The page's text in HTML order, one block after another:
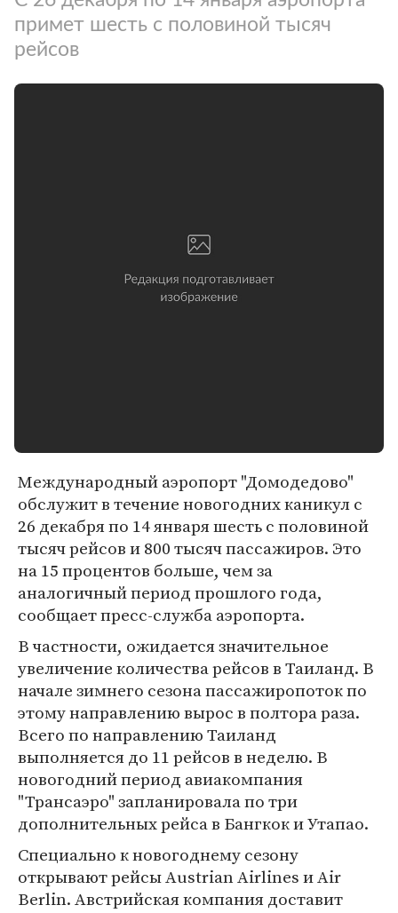
примет шесть с половиной тысяч
рейсов
Международный аэропорт "Домодедово"
обслужит в течение новогодних каникул с
26 декабря по 14 января шесть с половиной
тысяч рейсов и 800 тысяч пассажиров. Это
на 15 процентов больше, чем за
аналогичный период прошлого года,
сообщает пресс-служба аэропорта.
В частности, ожидается значительное
увеличение количества рейсов в Таиланд. В
начале зимнего сезона пассажиропоток по
этому направлению вырос в полтора раза.
Всего по направлению Таиланд
выполняется до 11 рейсов в неделю. В
новогодний период авиакомпания
"Трансаэро" запланировала по три
дополнительных рейса в Бангкок и Утапао.
Специально к новогоднему сезону
открывают рейсы Austrian Airlines и Air
Berlin. Австрийская компания доставит